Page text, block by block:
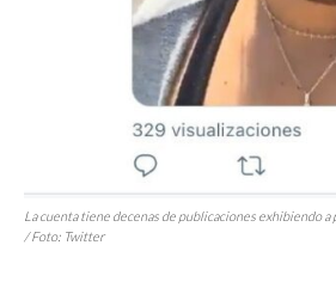
La cuenta tiene decenas de publicaciones exhibiendo a
/ Foto: Twitter